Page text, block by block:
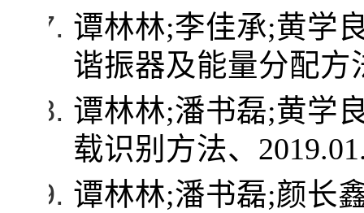
谭林林;李佳承;黄学
谐振器及能量分配方
谭林林;潘书磊;黄学
载识别方法、
谭林林;潘书磊;颜长